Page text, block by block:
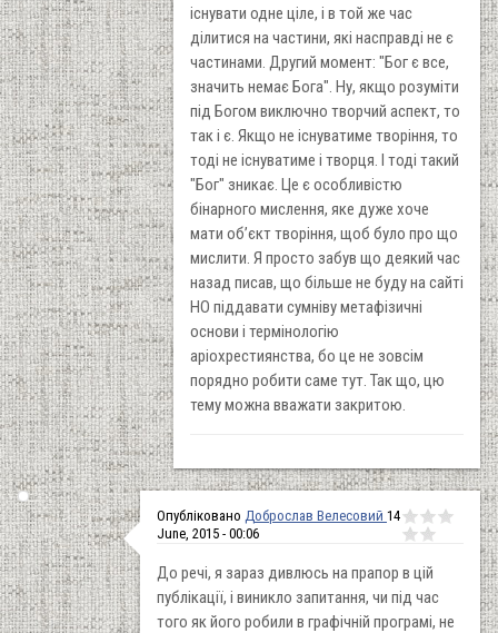
існувати одне ціле, і в той же час
ділитися на частини, які насправді не є
частинами. Другий момент: "Бог є все,
значить немає Бога". Ну, якщо розуміти
під Богом виключно творчий аспект, то
так і є. Якщо не існуватиме творіння, то
тоді не існуватиме і творця. І тоді такий
"Бог" зникає. Це є особливістю
бінарного мислення, яке дуже хоче
мати об’єкт творіння, щоб було про що
мислити. Я просто забув що деякий час
назад писав, що більше не буду на сайті
НО піддавати сумніву метафізичні
основи і термінологію
аріохрестиянства, бо це не зовсім
порядно робити саме тут. Так що, цю
тему можна вважати закритою.
Опубліковано Доброслав Велесовий 14
June, 2015 - 00:06
До речі, я зараз дивлюсь на прапор в цій
публікації, і виникло запитання, чи під час
того як його робили в графічній програмі, не